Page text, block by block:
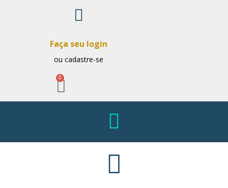
Faça seu login
ou cadastre-se
0